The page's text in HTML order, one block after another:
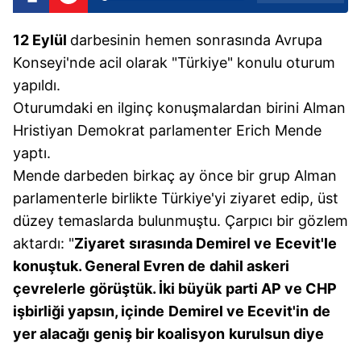
12 Eylül darbesinin hemen sonrasında Avrupa
Konseyi'nde acil olarak "Türkiye" konulu oturum
yapıldı.
Oturumdaki en ilginç konuşmalardan birini Alman
Hristiyan Demokrat parlamenter Erich Mende
yaptı.
Mende darbeden birkaç ay önce bir grup Alman
parlamenterle birlikte Türkiye'yi ziyaret edip, üst
düzey temaslarda bulunmuştu. Çarpıcı bir gözlem
aktardı: "Ziyaret sırasında Demirel ve Ecevit'le
konuştuk. General Evren de dahil askeri
çevrelerle görüştük. İki büyük parti AP ve CHP
işbirliği yapsın, içinde Demirel ve Ecevit'in de
yer alacağı geniş bir koalisyon kurulsun diye